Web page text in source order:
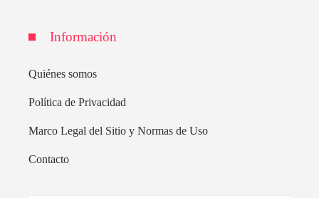
Información
Quiénes somos
Política de Privacidad
Marco Legal del Sitio y Normas de Uso
Contacto